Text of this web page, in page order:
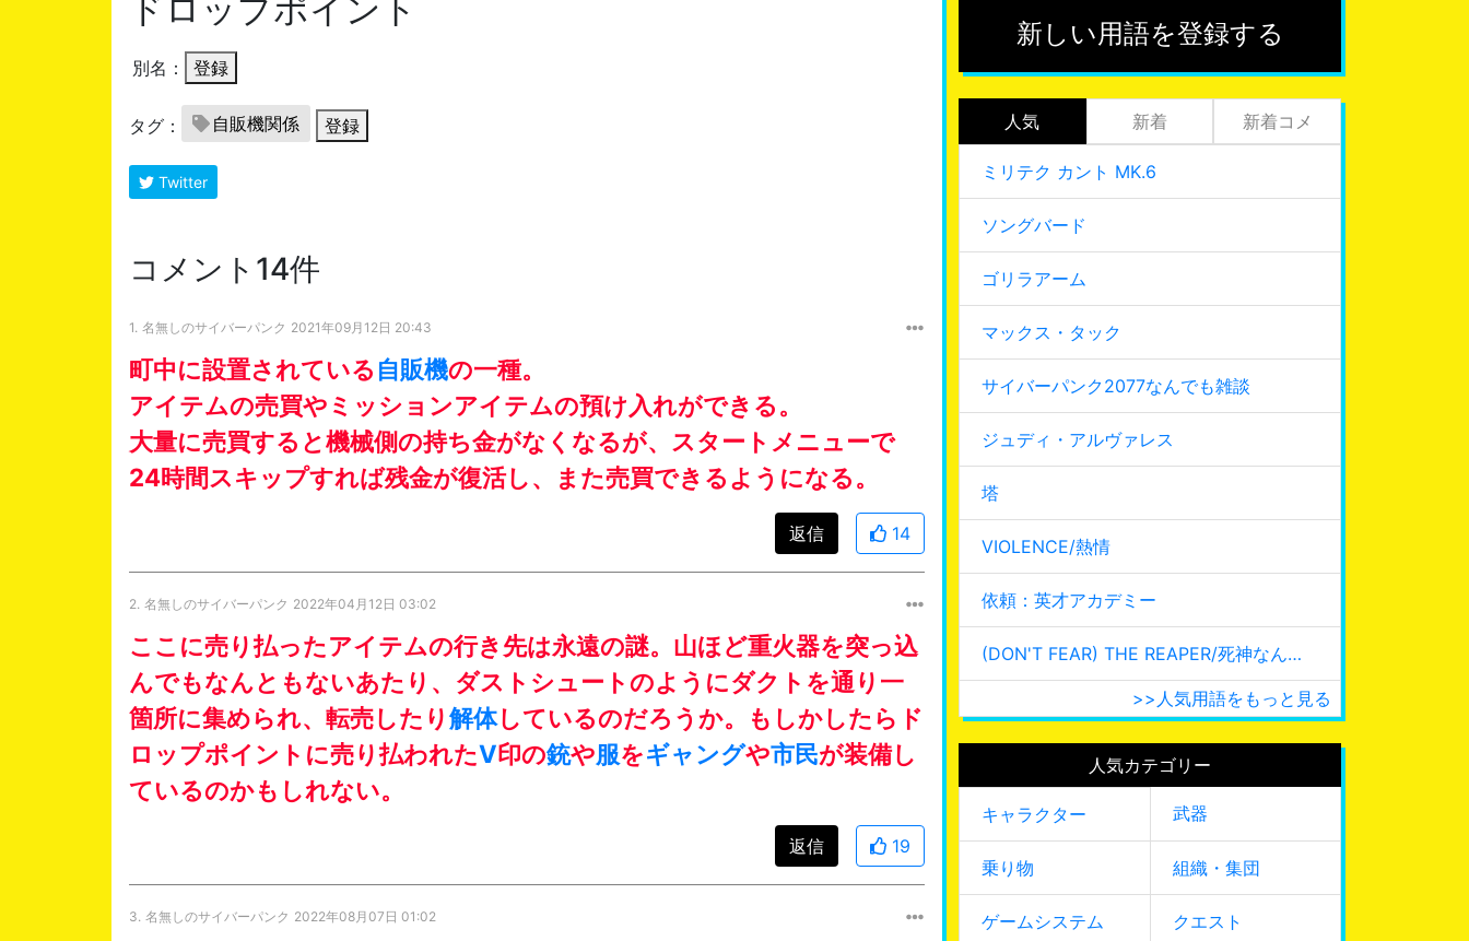
ドロップポイント
別名： 登録
タグ： 自販機関係 登録
Twitter
コメント14件
1. 名無しのサイバーパンク 2021年09月12日 20:43
町中に設置されている 自販機の一種。
アイテムの売買やミッションアイテムの預け入れができる。
大量に売買すると機械側の持ち金がなくなるが、スタートメニューで
24時間スキップすれば残金が復活し、また売買できるようになる。
返信 14
2. 名無しのサイバーパンク 2022年04月12日 03:02
ここに売り払ったアイテムの行き先は永遠の謎。山ほど重火器を突っ込
んでもなんともないあたり、ダストシュートのようにダクトを通り一
箇所に集められ、転売したり解体しているのだろうか。もしかしたらド
ロップポイントに売り払われたV印の銃や服をギャングや市民が装備し
ているのかもしれない。
返信 19
3. 名無しのサイバーパンク 2022年08月07日 01:02
新しい用語を登録する
人気 新着 新着コメ
ミリテク カント MK.6
ソングバード
ゴリラアーム
マックス・タック
サイバーパンク2077なんでも雑談
ジュディ・アルヴァレス
塔
VIOLENCE/熱情
依頼：英才アカデミー
(DON'T FEAR) THE REAPER/死神なんて怖くない
>>人気用語をもっと見る
人気カテゴリー
キャラクター 武器
乗り物 組織・集団
ゲームシステム クエスト